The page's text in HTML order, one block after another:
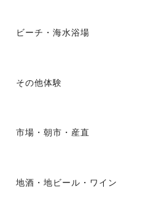
ビーチ・海水浴場
その他体験
市場・朝市・産直
地酒・地ビール・ワイン